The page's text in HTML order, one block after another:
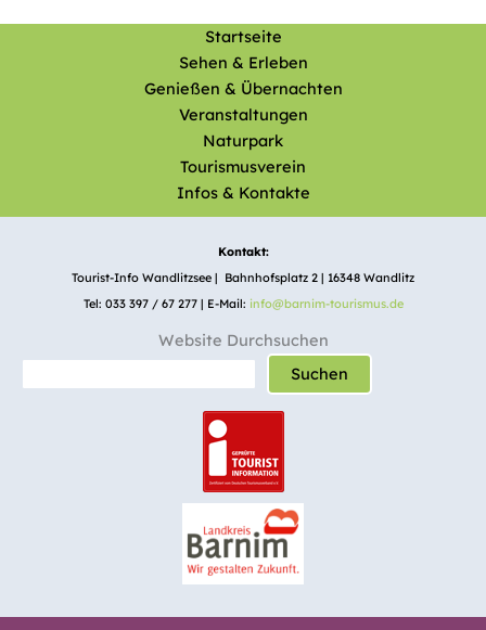
Startseite
Sehen & Erleben
Genießen & Übernachten
Veranstaltungen
Naturpark
Tourismusverein
Infos & Kontakte
Kontakt:
Tourist-Info Wandlitzsee | Bahnhofsplatz 2 | 16348 Wandlitz
Tel: 033 397 / 67 277 | E-Mail: info@barnim-tourismus.de
Website Durchsuchen
Suchen